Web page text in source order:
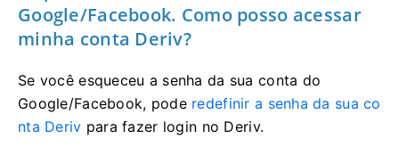
Google/Facebook. Como posso acessar
minha conta Deriv?
Se você esqueceu a senha da sua conta do
Google/Facebook, pode redefinir a senha da sua co
nta Deriv para fazer login no Deriv.